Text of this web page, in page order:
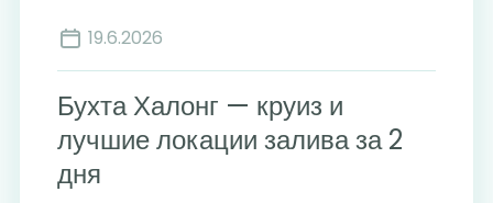
19.6.2026
Бухта Халонг — круиз и
лучшие локации залива за 2
дня